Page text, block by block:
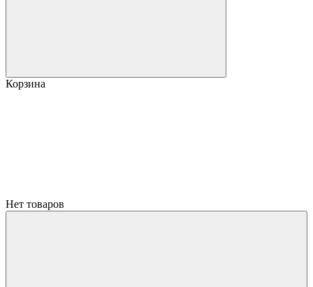
Корзина
Нет товаров